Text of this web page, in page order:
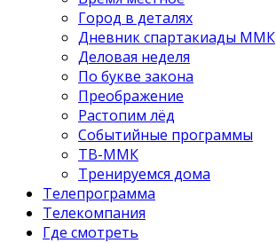
Город в деталях
Дневник спартакиады ММК
Деловая неделя
По букве закона
Преображение
Растопим лёд
Событийные программы
ТВ-ММК
Тренируемся дома
Телепрограмма
Телекомпания
Где смотреть